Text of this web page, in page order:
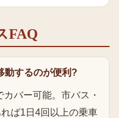
FAQ
動するのが便利?
バー可能。市バス・
ば1日4回以上の乗車